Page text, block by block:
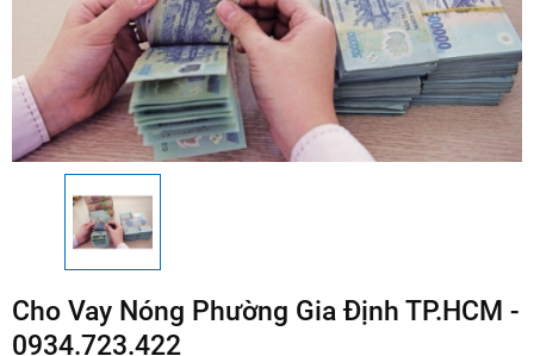
Cho Vay Nóng Phường Gia Định TP.HCM -
0934.723.422